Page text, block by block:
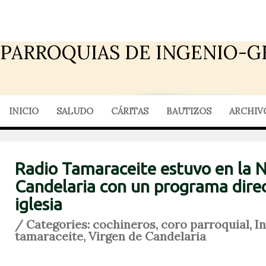
PARROQUIAS DE INGENIO-
INICIO SALUDO CÁRITAS BAUTIZOS
Radio Tamaraceite estuvo en la
Candelaria con un programa
iglesia
/ Categories: cochineros, coro parroquial,
tamaraceite,Virgen de Candelaria